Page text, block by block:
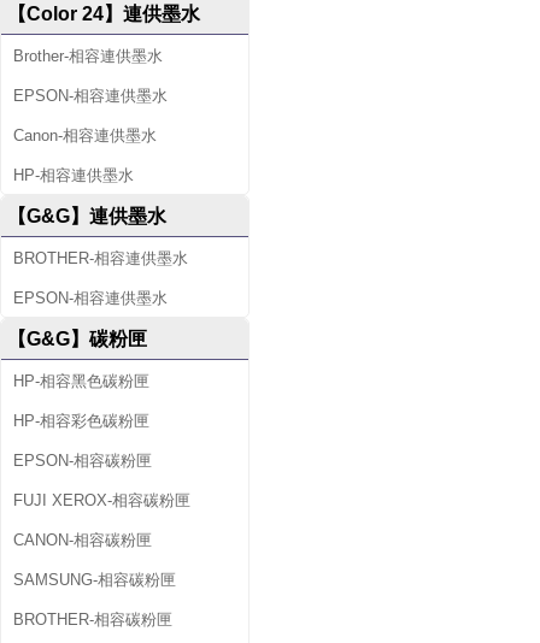
【Color 24】連供墨水
Brother-相容連供墨水
EPSON-相容連供墨水
Canon-相容連供墨水
HP-相容連供墨水
【G&G】連供墨水
BROTHER-相容連供墨水
EPSON-相容連供墨水
【G&G】碳粉匣
HP-相容黑色碳粉匣
HP-相容彩色碳粉匣
EPSON-相容碳粉匣
FUJI XEROX-相容碳粉匣
CANON-相容碳粉匣
SAMSUNG-相容碳粉匣
BROTHER-相容碳粉匣